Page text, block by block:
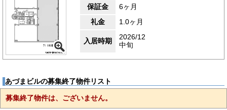
保証金
6ヶ月
礼金
1.0ヶ月
入居時期
2026/12
中旬
あづまビルの募集終了物件リスト
募集終了物件は、ございません。